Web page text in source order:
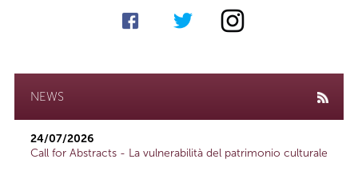
NEWS
24/07/2026
Call for Abstracts - La vulnerabilità del patrimonio culturale